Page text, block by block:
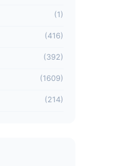
(1)
(416)
(392)
(1609)
(214)